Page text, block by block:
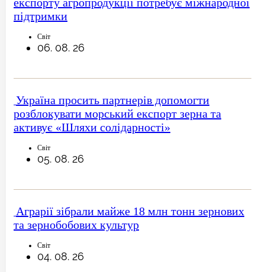
підтримки
Світ
06. 08. 26
Україна просить партнерів допомогти
розблокувати морський експорт зерна та
активує «Шляхи солідарності»
Світ
05. 08. 26
Аграрії зібрали майже 18 млн тонн зернових
та зернобобових культур
Світ
04. 08. 26